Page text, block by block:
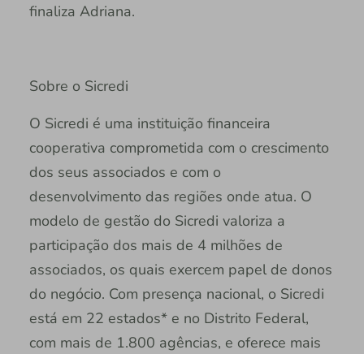
finaliza Adriana.
Sobre o Sicredi
O Sicredi é uma instituição financeira
cooperativa comprometida com o crescimento
dos seus associados e com o
desenvolvimento das regiões onde atua. O
modelo de gestão do Sicredi valoriza a
participação dos mais de 4 milhões de
associados, os quais exercem papel de donos
do negócio. Com presença nacional, o Sicredi
está em 22 estados* e no Distrito Federal,
com mais de 1.800 agências, e oferece mais